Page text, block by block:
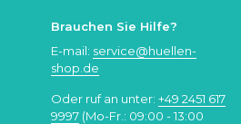
Brauchen Sie Hilfe?
E-mail: service@huellen-
shop.de
Oder ruf an unter: +49 2451 617
9997 (Mo-Fr.: 09:00 - 13:00